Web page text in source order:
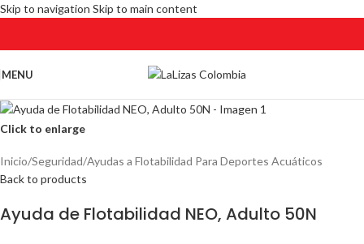
Skip to navigation Skip to main content
MENU
Click to enlarge
Inicio/Seguridad/Ayudas a Flotabilidad Para Deportes Acuáticos
Back to products
Ayuda de Flotabilidad NEO, Adulto 50N